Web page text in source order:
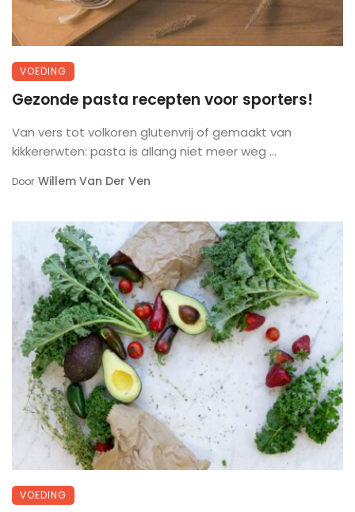
VOEDING
Gezonde pasta recepten voor sporters!
Van vers tot volkoren glutenvrij of gemaakt van
kikkererwten: pasta is allang niet meer weg ...
Door Willem Van Der Ven
VOEDING